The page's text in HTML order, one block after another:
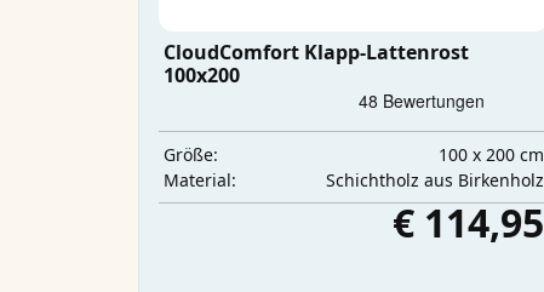
CloudComfort Klapp-Lattenrost
100x200
Größe:
100 x 200 cm
Material:
Schichtholz aus Birkenholz
€ 114,95